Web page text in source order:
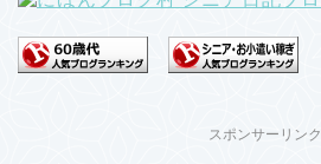
スポンサーリンク